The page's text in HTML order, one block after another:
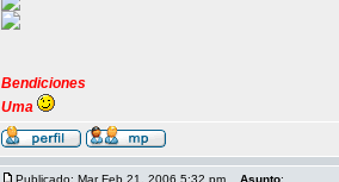
Bendiciones
Uma
Publicado: Mar Feb 21, 2006 5:32 pm Asunto: